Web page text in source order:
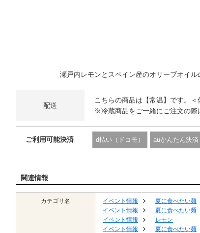
瀬戸内レモンとスペイン産のオリーブオイ
配送
こちらの商品は【常温】です。＜
※冷蔵商品をご一緒にご注文の際
ご利用可能決済 d払い（ドコモ） auかんたん決済
関連情報
カテゴリ名 イベント情報 夏に食べたい麺
イベント情報
夏に食べたい麺
イベント情報
レモン
イベント情報
夏に食べたい麺